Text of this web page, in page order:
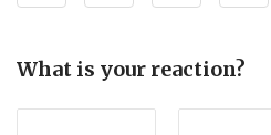
What is your reaction?